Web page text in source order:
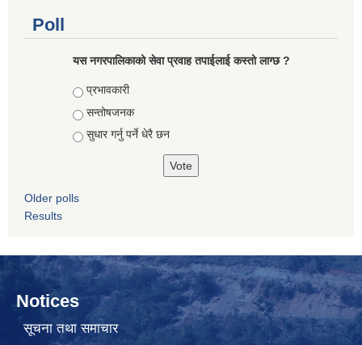
Poll
यस नगरपालिकाको सेवा प्रवाह तपाईलाई कस्तो लाग्छ ?
Choices
प्रभावकारी
सन्तोषजनक
सुधार गर्नु पर्ने धेरै छन
Older polls
Results
Notices
सूचना तथा समाचार